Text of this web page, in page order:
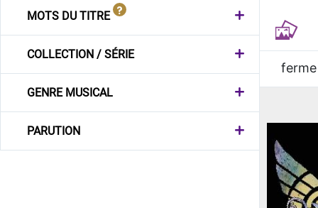
MOTS DU TITRE
COLLECTION / SÉRIE
GENRE MUSICAL
PARUTION
ferme